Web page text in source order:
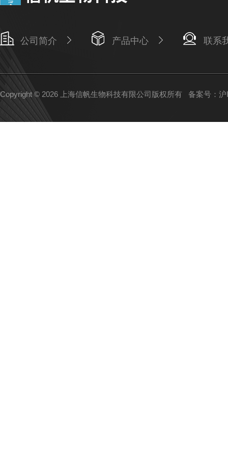
公司简介 产品中心 联系
Copyright © 2026 上海信帆生物科技有限公司版权所有 备案号：